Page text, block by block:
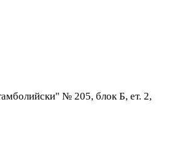
№ 205, блок Б, ет. 2,